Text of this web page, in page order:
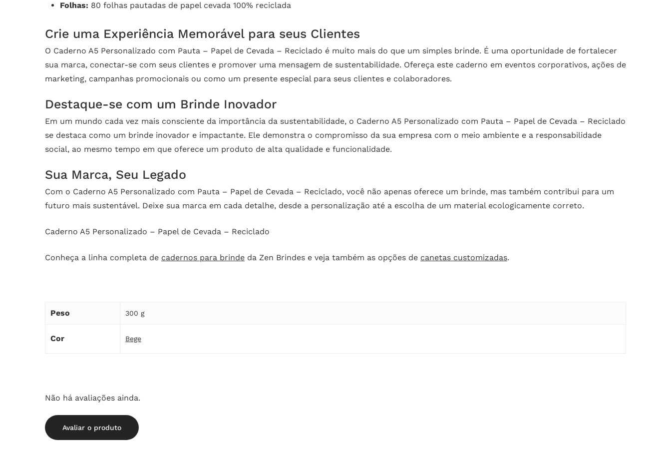
Folhas: 80 folhas pautadas de papel cevada 100% reciclada
Crie uma Experiência Memorável para seus Clientes
O Caderno A5 Personalizado com Pauta – Papel de Cevada – Reciclado é muito mais do que um simples brinde. É uma oportunidade de fortalecer
sua marca, conectar-se com seus clientes e promover uma mensagem de sustentabilidade. Ofereça este caderno em eventos corporativos, ações de
marketing, campanhas promocionais ou como um presente especial para seus clientes e colaboradores.
Destaque-se com um Brinde Inovador
Em um mundo cada vez mais consciente da importância da sustentabilidade, o Caderno A5 Personalizado com Pauta – Papel de Cevada – Reciclado
se destaca como um brinde inovador e impactante. Ele demonstra o compromisso da sua empresa com o meio ambiente e a responsabilidade
social, ao mesmo tempo em que oferece um produto de alta qualidade e funcionalidade.
Sua Marca, Seu Legado
Com o Caderno A5 Personalizado com Pauta – Papel de Cevada – Reciclado, você não apenas oferece um brinde, mas também contribui para um
futuro mais sustentável. Deixe sua marca em cada detalhe, desde a personalização até a escolha de um material ecologicamente correto.
Caderno A5 Personalizado – Papel de Cevada – Reciclado
Conheça a linha completa de cadernos para brinde da Zen Brindes e veja também as opções de canetas customizadas.
Peso 300 g
Cor Bege
Não há avaliações ainda.
Avaliar o produto